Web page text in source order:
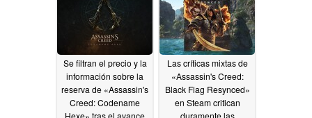
Se filtran el precio y la
información sobre la
reserva de «Assassin's
Creed: Codename
Las críticas mixtas de
«Assassin's Creed:
Black Flag Resynced»
en Steam critican